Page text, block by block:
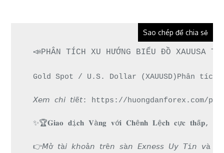
Sao chép để chia sẻ
📣PHÂN TÍCH XU HƯỚNG BIỂU ĐỒ XAUUSA
Gold Spot / U.S. Dollar (XAUUSD)Phân
𝘟𝘦𝘮 𝘤𝘩𝘪 𝘵𝘪ế𝘵: https://huongdanforex.com/
✨🏆𝐆𝐢𝐚𝐨 𝐝ị𝐜𝐡 𝐕à𝐧𝐠 𝐯ớ𝐢 𝐂𝐡ê𝐧𝐡 𝐋ệ𝐜𝐡 𝐜ự𝐜 𝐭𝐡ấ𝐩,
👉𝘔ở 𝘵à𝘪 𝘬𝘩𝘰ả𝘯 𝘵𝘳ê𝘯 𝘴à𝘯 𝘌𝘹𝘯𝘦𝘴𝘴 𝘜𝘺 𝘛í𝘯 𝘷à